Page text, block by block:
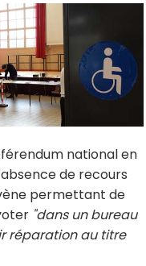
national en
de recours
permettant de
"dans un bureau
réparation au titre